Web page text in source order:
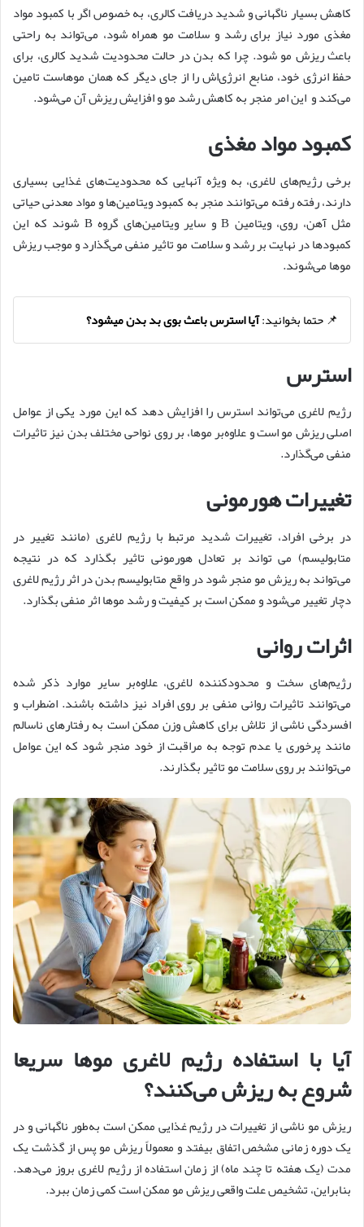
کاهش بسیار ناگهانی و شدید دریافت کالری، به خصوص اگر با کمبود مواد
مغذی مورد نیاز برای رشد و سلامت مو همراه شود، می‌تواند به راحتی
باعث ریزش مو شود. چرا که بدن در حالت محدودیت شدید کالری، برای
حفظ انرژی خود، منابع انرژی‌‌اش را از جای دیگر که همان موهاست تامین
می‌کند و این امر منجر به کاهش رشد مو و افزایش ریزش آن می‌شود.
کمبود مواد مغذی
برخی رژیم‌های لاغری، به ویژه آنهایی که محدودیت‌های غذایی بسیاری
دارند، رفته رفته می‌توانند منجر به کمبود ویتامین‌ها و مواد معدنی حیاتی
مثل آهن، روی، ویتامین B و سایر ویتامین‌های گروه B شوند که این
کمبودها در نهایت بر رشد و سلامت مو تاثیر منفی می‌گذارد و موجب ریزش
موها می‌شوند.
📌 حتما بخوانید:آیا استرس باعث بوی بد بدن میشود؟
استرس
رژیم لاغری می‌تواند استرس را افزایش دهد که این مورد یکی از عوامل
اصلی ریزش مو است و علاوه‌بر موها، بر روی نواحی مختلف بدن نیز تاثیرات
منفی می‌گذارد.
تغییرات هورمونی
در برخی افراد، تغییرات شدید مرتبط با رژیم لاغری (مانند تغییر در
متابولیسم) می تواند بر تعادل هورمونی تاثیر بگذارد که در نتیجه
می‌تواند به ریزش مو منجر شود در واقع متابولیسم بدن در اثر رژیم لاغری
دچار تغییر می‌شود و ممکن است بر کیفیت و رشد موها اثر منفی بگذارد.
اثرات روانی
رژیم‌های سخت و محدودکننده لاغری، علاوه‌بر سایر موارد ذکر شده
می‌توانند تاثیرات روانی منفی بر روی افراد نیز داشته باشند. اضطراب و
افسردگی ناشی از تلاش برای کاهش وزن ممکن است به رفتارهای ناسالم
مانند پرخوری یا عدم توجه به مراقبت از خود منجر شود که این عوامل
می‌توانند بر روی سلامت مو تاثیر بگذارند.
آیا با استفاده رژیم لاغری موها سریعا
شروع به ریزش می‌کنند؟
ریزش مو ناشی از تغییرات در رژیم غذایی ممکن است به‌طور ناگهانی و در
یک دوره زمانی مشخص اتفاق بیفتد و معمولاً ریزش مو پس از گذشت یک
مدت (یک هفته تا چند ماه) از زمان استفاده از رژیم لاغری بروز می‌دهد.
بنابراین، تشخیص علت واقعی ریزش مو ممکن است کمی زمان ببرد.